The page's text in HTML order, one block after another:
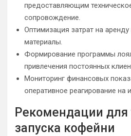
предоставляющим
сопровождение.
Оптимизация затрат на
материалы.
Формирование программы
привлечения постоянных
Мониторинг финансовых
оперативное реагирование на
Рекомендации для
запуска кофейни